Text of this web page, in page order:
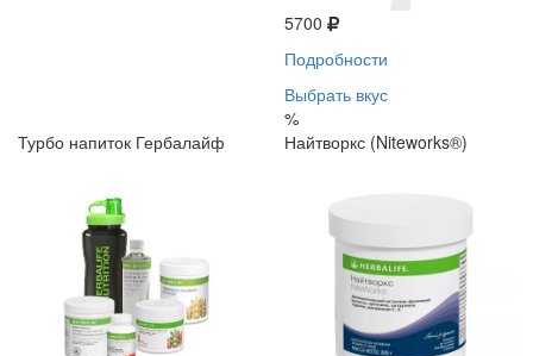
5700
Подробности
Выбрать вкус
%
Турбо напиток Гербалайф
Найтворкс (Niteworks®)